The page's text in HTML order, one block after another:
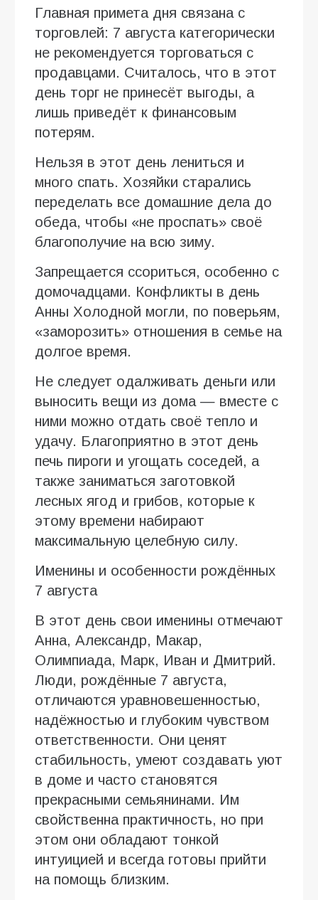
Главная примета дня связана с
торговлей: 7 августа категорически
не рекомендуется торговаться с
продавцами. Считалось, что в этот
день торг не принесёт выгоды, а
лишь приведёт к финансовым
потерям.
Нельзя в этот день лениться и
много спать. Хозяйки старались
переделать все домашние дела до
обеда, чтобы «не проспать» своё
благополучие на всю зиму.
Запрещается ссориться, особенно с
домочадцами. Конфликты в день
Анны Холодной могли, по поверьям,
«заморозить» отношения в семье на
долгое время.
Не следует одалживать деньги или
выносить вещи из дома — вместе с
ними можно отдать своё тепло и
удачу. Благоприятно в этот день
печь пироги и угощать соседей, а
также заниматься заготовкой
лесных ягод и грибов, которые к
этому времени набирают
максимальную целебную силу.
Именины и особенности рождённых
7 августа
В этот день свои именины отмечают
Анна, Александр, Макар,
Олимпиада, Марк, Иван и Дмитрий.
Люди, рождённые 7 августа,
отличаются уравновешенностью,
надёжностью и глубоким чувством
ответственности. Они ценят
стабильность, умеют создавать уют
в доме и часто становятся
прекрасными семьянинами. Им
свойственна практичность, но при
этом они обладают тонкой
интуицией и всегда готовы прийти
на помощь близким.